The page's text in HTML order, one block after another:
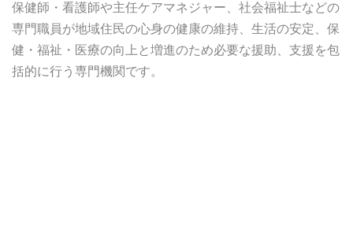
保健師・看護師や主任ケアマネジャー、社会福祉士などの
専門職員が地域住民の心身の健康の維持、生活の安定、保
健・福祉・医療の向上と増進のため必要な援助、支援を包
括的に行う専門機関です。